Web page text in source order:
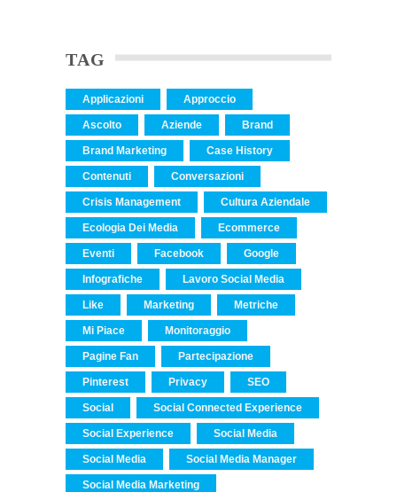
TAG
Applicazioni Approccio
Ascolto Aziende Brand
Brand Marketing Case History
Contenuti Conversazioni
Crisis Management Cultura Aziendale
Ecologia Dei Media Ecommerce
Eventi Facebook Google
Infografiche Lavoro Social Media
Like Marketing Metriche
Mi Piace Monitoraggio
Pagine Fan Partecipazione
Pinterest Privacy SEO
Social Social Connected Experience
Social Experience Social Media
Social Media Social Media Manager
Social Media Marketing